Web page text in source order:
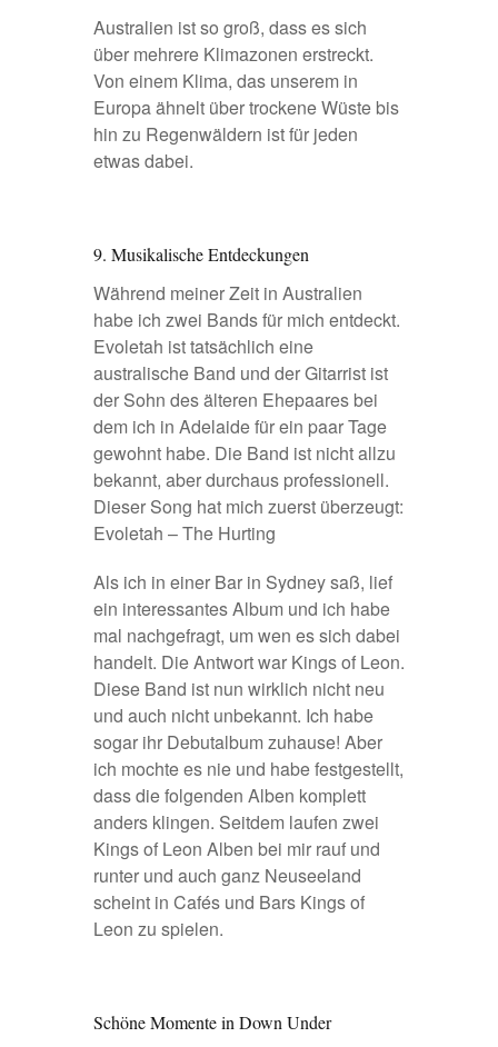
Australien ist so groß, dass es sich
über mehrere Klimazonen erstreckt.
Von einem Klima, das unserem in
Europa ähnelt über trockene Wüste bis
hin zu Regenwäldern ist für jeden
etwas dabei.
9. Musikalische Entdeckungen
Während meiner Zeit in Australien
habe ich zwei Bands für mich entdeckt.
Evoletah ist tatsächlich eine
australische Band und der Gitarrist ist
der Sohn des älteren Ehepaares bei
dem ich in Adelaide für ein paar Tage
gewohnt habe. Die Band ist nicht allzu
bekannt, aber durchaus professionell.
Dieser Song hat mich zuerst überzeugt:
Evoletah – The Hurting
Als ich in einer Bar in Sydney saß, lief
ein interessantes Album und ich habe
mal nachgefragt, um wen es sich dabei
handelt. Die Antwort war Kings of Leon.
Diese Band ist nun wirklich nicht neu
und auch nicht unbekannt. Ich habe
sogar ihr Debutalbum zuhause! Aber
ich mochte es nie und habe festgestellt,
dass die folgenden Alben komplett
anders klingen. Seitdem laufen zwei
Kings of Leon Alben bei mir rauf und
runter und auch ganz Neuseeland
scheint in Cafés und Bars Kings of
Leon zu spielen.
Schöne Momente in Down Under